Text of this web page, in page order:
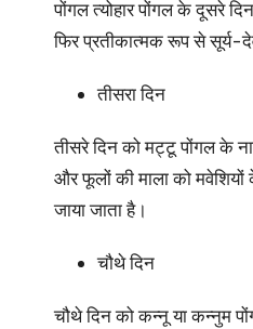
पोंगल त्योहार पोंगल के दूसरे
फिर प्रतीकात्मक रूप से सूर्य-
तीसरा दिन
तीसरे दिन को मट्टू पोंगल के
और फूलों की माला को
जाया जाता है।
चौथे दिन
चौथे दिन को कन्नू या कन्नुम